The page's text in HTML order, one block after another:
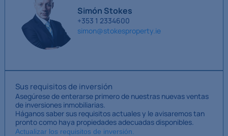
Simón Stokes
+353 1 2334600
simon@stokesproperty.ie
Sus requisitos de inversión
Asegúrese de enterarse primero de nuestras nuevas ventas
de inversiones inmobiliarias.
Háganos saber sus requisitos actuales y le avisaremos tan
pronto como haya propiedades adecuadas disponibles.
Actualizar los requisitos de inversión.